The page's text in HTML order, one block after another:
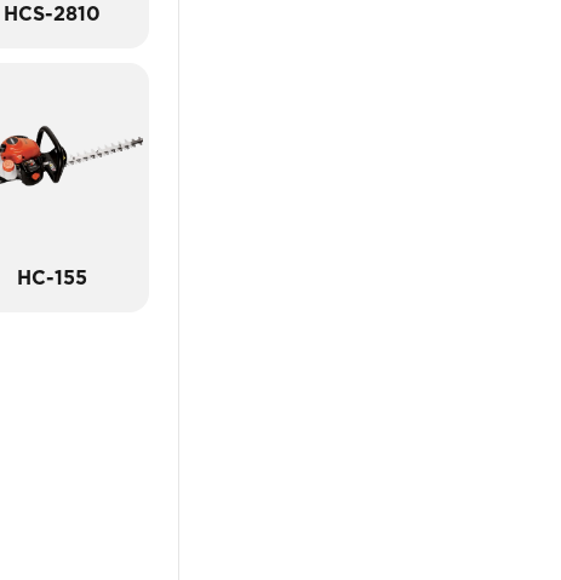
HCS-2810
HC-155